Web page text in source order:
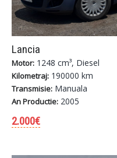
Lancia
Motor: 1248 cm³, Diesel
Kilometraj: 190000 km
Transmisie: Manuala
An Productie: 2005
2.000€